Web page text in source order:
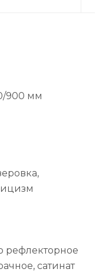
900 мм
рефлекторное
сатинат